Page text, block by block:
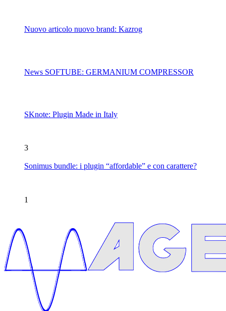
Nuovo articolo nuovo brand: Kazrog
News SOFTUBE: GERMANIUM COMPRESSOR
SKnote: Plugin Made in Italy
3
Sonimus bundle: i plugin “affordable” e con carattere?
1